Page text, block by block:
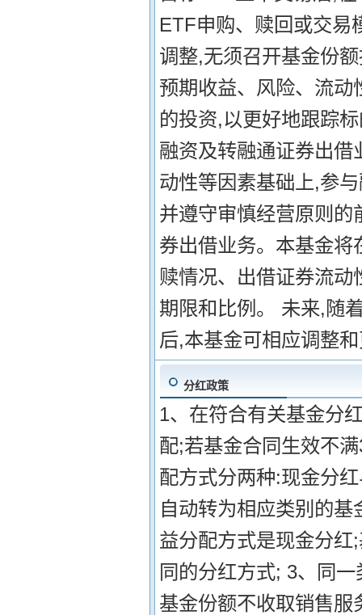
ETF申购、赎回或交易
调整,无须召开基金份
预期收益、风险、流
的投资,以更好地跟踪
融资及转融通证券出
动性等因素基础上,参
并遵守审慎经营原则
券出借业务。本基金
赎情况、出借证券流
期限和比例。 未来,随
后,本基金可相应调整
分红政策
1、在符合有关基金分
配;若基金合同生效不
配方式分两种:现金分
自动转为相应类别的
益分配方式是现金分
同的分红方式; 3、同
基金份额不收取销售